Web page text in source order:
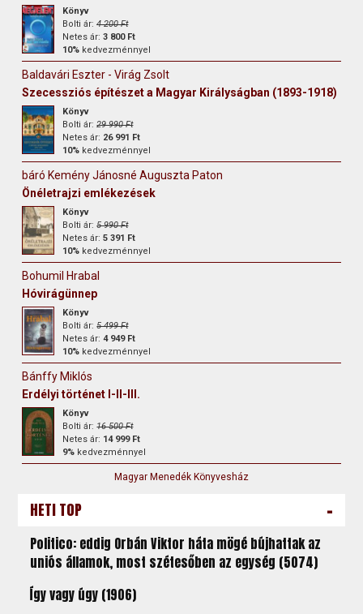
Könyv
Bolti ár:4 200 Ft
Netes ár:3 800 Ft
10% kedvezménnyel
Baldavári Eszter - Virág Zsolt
Szecessziós építészet a Magyar Királyságban (1893-1918)
Könyv
Bolti ár:29 990 Ft
Netes ár: 26 991 Ft
10% kedvezménnyel
báró Kemény Jánosné Auguszta Paton
Önéletrajzi emlékezések
Könyv
Bolti ár:5 990 Ft
Netes ár:5 391 Ft
10% kedvezménnyel
Bohumil Hrabal
Hóvirágünnep
Könyv
Bolti ár:5 499 Ft
Netes ár:4 949 Ft
10% kedvezménnyel
Bánffy Miklós
Erdélyi történet I-II-III.
Könyv
Bolti ár:16 500 Ft
Netes ár: 14 999 Ft
9% kedvezménnyel
Magyar Menedék Könyvesház
HETI TOP -
Politico: eddig Orbán Viktor háta mögé bújhattak az
uniós államok, most szétesőben az egység (5074)
Így vagy úgy (1906)